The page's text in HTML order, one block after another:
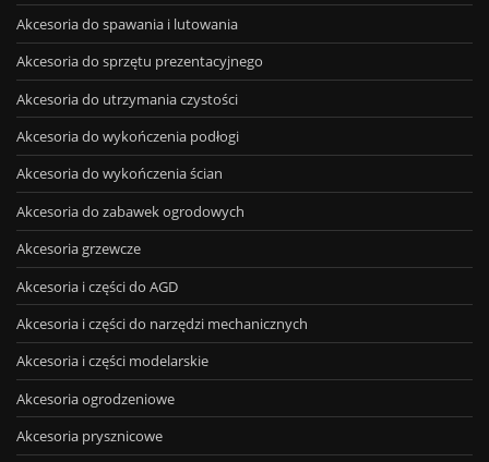
Akcesoria do spawania i lutowania
Akcesoria do sprzętu prezentacyjnego
Akcesoria do utrzymania czystości
Akcesoria do wykończenia podłogi
Akcesoria do wykończenia ścian
Akcesoria do zabawek ogrodowych
Akcesoria grzewcze
Akcesoria i części do AGD
Akcesoria i części do narzędzi mechanicznych
Akcesoria i części modelarskie
Akcesoria ogrodzeniowe
Akcesoria prysznicowe